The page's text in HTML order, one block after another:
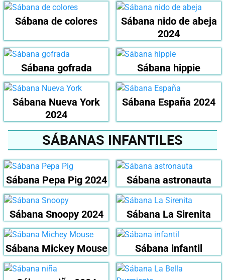
Sábana de colores
Sábana nido de abeja
2024
Sábana gofrada Sábana hippie
Sábana Nueva York
2024
Sábana España 2024
SÁBANAS INFANTILES
Sábana Pepa Pig 2024 Sábana astronauta
Sábana Snoopy 2024 Sábana La Sirenita
Sábana Mickey Mouse Sábana infantil